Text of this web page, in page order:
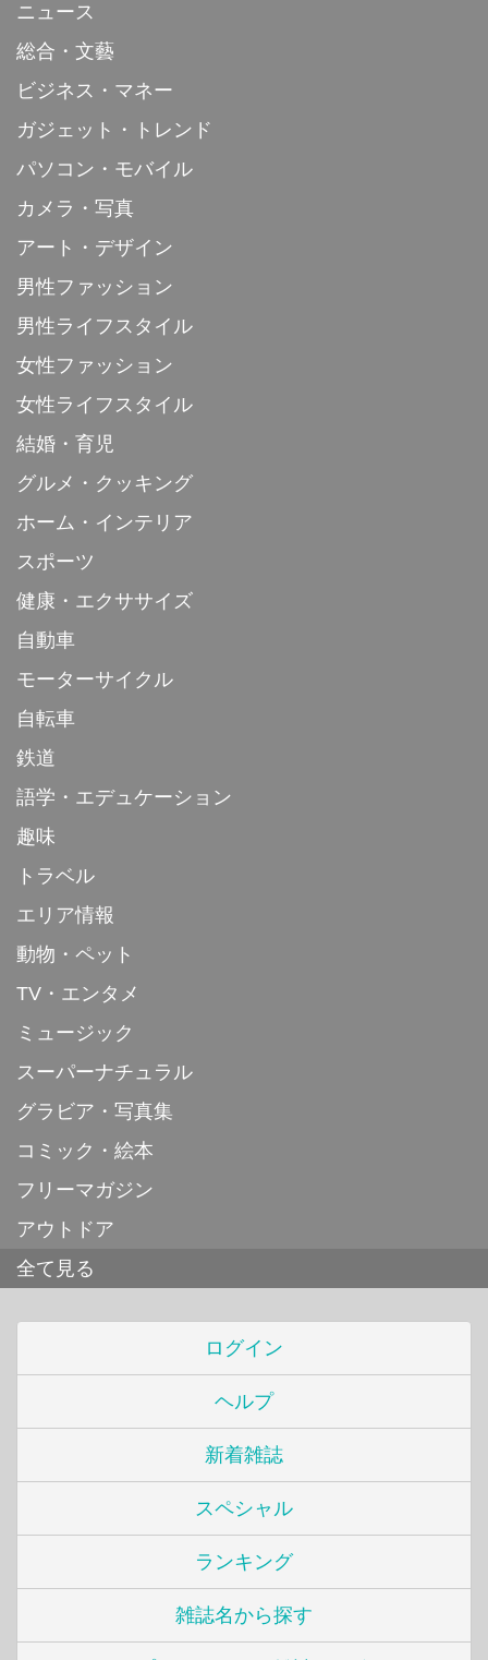
ニュース
総合・文藝
ビジネス・マネー
ガジェット・トレンド
パソコン・モバイル
カメラ・写真
アート・デザイン
男性ファッション
男性ライフスタイル
女性ファッション
女性ライフスタイル
結婚・育児
グルメ・クッキング
ホーム・インテリア
スポーツ
健康・エクササイズ
自動車
モーターサイクル
自転車
鉄道
語学・エデュケーション
趣味
トラベル
エリア情報
動物・ペット
TV・エンタメ
ミュージック
スーパーナチュラル
グラビア・写真集
コミック・絵本
フリーマガジン
アウトドア
全て見る
ログイン
ヘルプ
新着雑誌
スペシャル
ランキング
雑誌名から探す